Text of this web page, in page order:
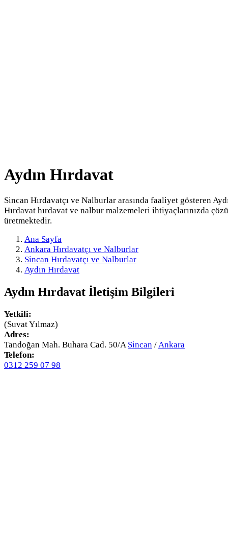
Aydın Hırdavat
Sincan Hırdavatçı ve Nalburlar arasında faaliyet gösteren
Hırdavat hırdavat ve nalbur malzemeleri ihtiyaçlarınızda
üretmektedir.
Ana Sayfa
Ankara Hırdavatçı ve Nalburlar
Sincan Hırdavatçı ve Nalburlar
Aydın Hırdavat
Aydın Hırdavat İletişim Bilgileri
Yetkili:
(Suvat Yılmaz)
Adres:
Tandoğan Mah. Buhara Cad. 50/A Sincan / Ankara
Telefon:
0312 259 07 98